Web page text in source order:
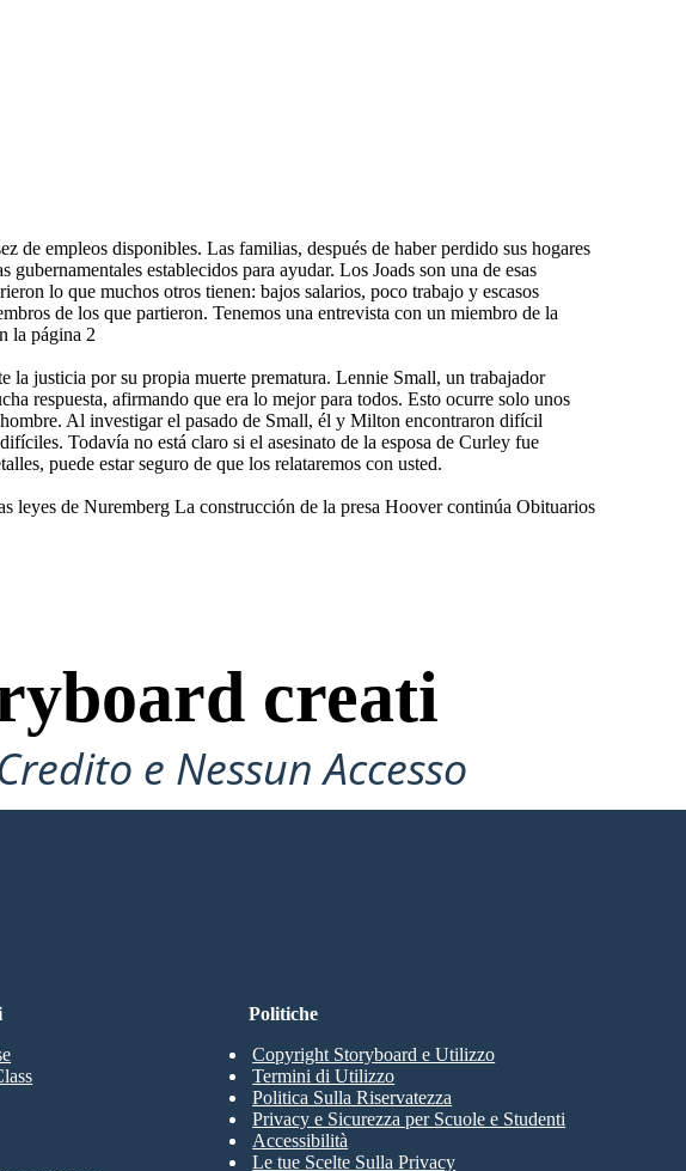
de empleos disponibles. Las familias, después de haber perdido sus hogares
establecidos para ayudar. Los Joads son una de esas
lo que muchos otros tienen: bajos salarios, poco trabajo y escasos
de los que partieron. Tenemos una entrevista con un miembro de la
la página 2
la justicia por su propia muerte prematura. Lennie Small, un trabajador
respuesta, afirmando que era lo mejor para todos. Esto ocurre solo unos
Al investigar el pasado de Small, él y Milton encontraron difícil
Todavía no está claro si el asesinato de la esposa de Curley fue
puede estar seguro de que los relataremos con usted.
leyes de Nuremberg La construcción de la presa Hoover continúa Obituarios
creati
e Nessun Accesso
Politiche
Copyright Storyboard e Utilizzo
Termini di Utilizzo
Politica Sulla Riservatezza
Privacy e Sicurezza per Scuole e Studenti
Accessibilità
Le tue Scelte Sulla Privacy